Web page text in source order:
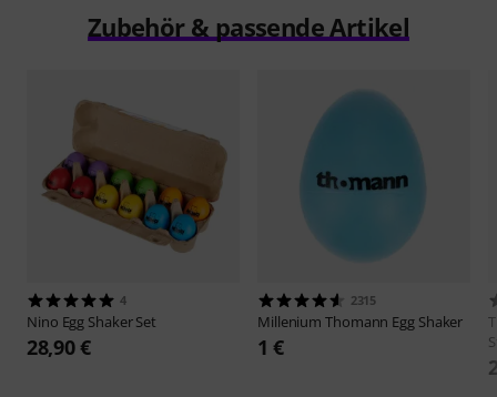
Zubehör & passende Artikel
4
Nino Egg Shaker Set
28,90 €
2315
Millenium Thomann Egg Shaker
1 €